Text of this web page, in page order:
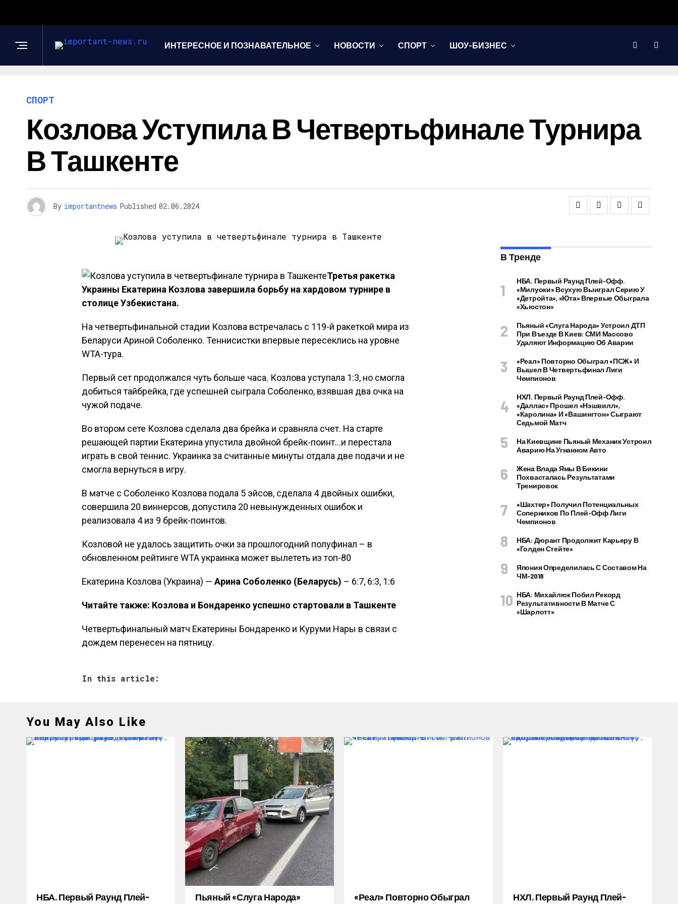
ИНТЕРЕСНОЕ И ПОЗНАВАТЕЛЬНОЕ НОВОСТИ СПОРТ ШОУ-БИЗНЕС
СПОРТ
Козлова Уступила В Четвертьфинале Турнира
В Ташкенте
By importantnews Published 02.06.2024
Третья ракетка
Украины Екатерина Козлова завершила борьбу на хардовом турнире в
столице Узбекистана.
На четвертьфинальной стадии Козлова встречалась с 119-й ракеткой мира из
Беларуси Ариной Соболенко. Теннисистки впервые пересеклись на уровне
WTA-тура.
Первый сет продолжался чуть больше часа. Козлова уступала 1:3, но смогла
добиться тайбрейка, где успешней сыграла Соболенко, взявшая два очка на
чужой подаче.
Во втором сете Козлова сделала два брейка и сравняла счет. На старте
решающей партии Екатерина упустила двойной брейк-поинт…и перестала
играть в свой теннис. Украинка за считанные минуты отдала две подачи и не
смогла вернуться в игру.
В матче с Соболенко Козлова подала 5 эйсов, сделала 4 двойных ошибки,
совершила 20 виннерсов, допустила 20 невынужденных ошибок и
реализовала 4 из 9 брейк-поинтов.
Козловой не удалось защитить очки за прошлогодний полуфинал – в
обновленном рейтинге WTA украинка может вылететь из топ-80
Екатерина Козлова (Украина) — Арина Соболенко (Беларусь) – 6:7, 6:3, 1:6
Читайте также: Козлова и Бондаренко успешно стартовали в Ташкенте
Четвертьфинальный матч Екатерины Бондаренко и Куруми Нары в связи с
дождем перенесен на пятницу.
In this article:
В Тренде
НБА. Первый Раунд Плей-Офф.
«Милуоки» Всухую Выиграл Серию У
«Детройта», «Юта» Впервые Обыграла
«Хьюстон»
Пьяный «слуга Народа» Устроил ДТП
При Въезде В Киев: СМИ Массово
Удаляют Информацию Об Аварии
«Реал» Повторно Обыграл «ПСЖ» И
Вышел В Четвертьфинал Лиги
Чемпионов
НХЛ. Первый Раунд Плей-Офф.
«Даллас» Прошел «Нэшвилл»,
«Каролина» И «Вашингтон» Сыграют
Седьмой Матч
На Киевщине Пьяный Механик Устроил
Аварию На Угнанном Авто
Жена Влада Ямы В Бикини
Похвасталась Результатами
Тренировок
«Шахтер» Получил Потенциальных
Соперников По Плей-Офф Лиги
Чемпионов
НБА: Дюрант Продолжит Карьеру В
«Голден Стейте»
Япония Определилась С Составом На
ЧМ-2018
НБА: Михайлюк Побил Рекорд
Результативности В Матче С
«Шарлотт»
You May Also Like
НБА. Первый Раунд Плей-
Пьяный «слуга Народа»
«Реал» Повторно Обыграл
НХЛ. Первый Раунд Плей-